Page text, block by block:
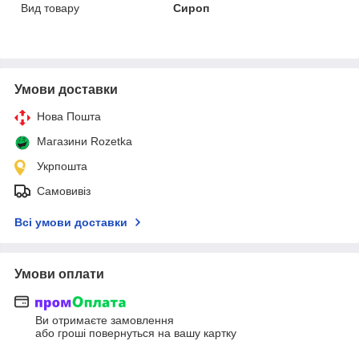
Вид товару
Сироп
Умови доставки
Нова Пошта
Магазини Rozetka
Укрпошта
Самовивіз
Всі умови доставки
Умови оплати
Ви отримаєте замовлення
або гроші повернуться на вашу картку